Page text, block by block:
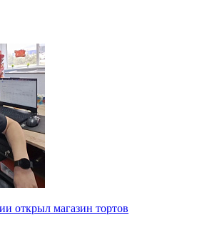
открыл магазин тортов